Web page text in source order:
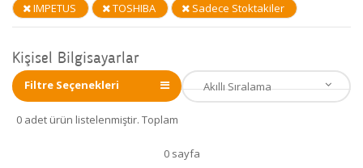
IMPETUS TOSHIBA Sadece Stoktakiler
Kişisel Bilgisayarlar
Filtre Seçenekleri
0 adet ürün listelenmiştir. Toplam
0 sayfa